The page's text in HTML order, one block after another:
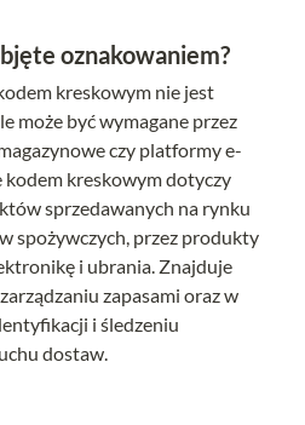
oznakowaniem?
kreskowym nie jest
może być wymagane przez
czy platformy e-
kodem kreskowym dotyczy
sprzedawanych na rynku
spożywczych, przez produkty
i ubrania. Znajduje
zapasami oraz w
i śledzeniu
dostaw.